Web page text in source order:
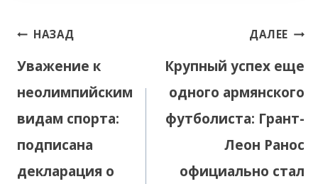
Навигация
записям
НАЗАД
Уважение к
неолимпийским
видам спорта:
подписана
декларация о
ДАЛЕЕ
Крупный успех еще
одного армянского
футболиста: Грант-
Леон Ранос
официально стал